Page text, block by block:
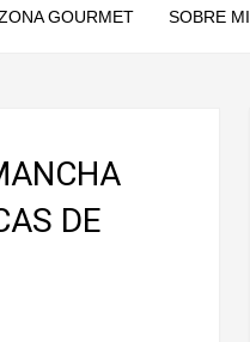
GOURMET SOBRE MI
DE